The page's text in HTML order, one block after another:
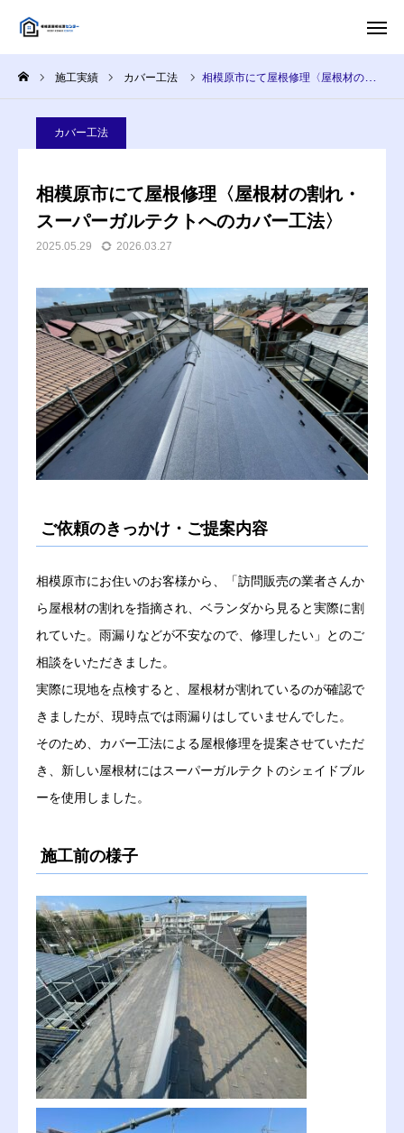
施工実績 カバー工法 相模原市にて屋根修理〈屋根材の割れ・スーパーガルテクトへのカバー工法〉
カバー工法
相模原市にて屋根修理〈屋根材の割れ・
スーパーガルテクトへのカバー工法〉
2025.05.29 2026.03.27
ご依頼のきっかけ・ご提案内容
相模原市にお住いのお客様から、「訪問販売の業者さんか
ら屋根材の割れを指摘され、ベランダから見ると実際に割
れていた。雨漏りなどが不安なので、修理したい」とのご
相談をいただきました。
実際に現地を点検すると、屋根材が割れているのが確認で
きましたが、現時点では雨漏りはしていませんでした。
そのため、カバー工法による屋根修理を提案させていただ
き、新しい屋根材にはスーパーガルテクトのシェイドブル
ーを使用しました。
施工前の様子
HOME
会社概要
施工メニュー
料金一覧
取り扱い屋根材
施工実績
会社概要
豆知識
お問い合わせ